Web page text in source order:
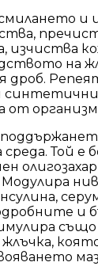
и
изчиства
на
синтетични
от
среда. Той е
и
също